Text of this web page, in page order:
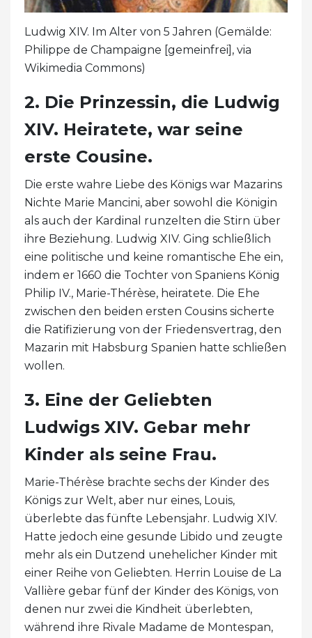
Ludwig XIV. Im Alter von 5 Jahren (Gemälde:
Philippe de Champaigne [gemeinfrei], via
Wikimedia Commons)
2. Die Prinzessin, die Ludwig
XIV. Heiratete, war seine
erste Cousine.
Die erste wahre Liebe des Königs war Mazarins
Nichte Marie Mancini, aber sowohl die Königin
als auch der Kardinal runzelten die Stirn über
ihre Beziehung. Ludwig XIV. Ging schließlich
eine politische und keine romantische Ehe ein,
indem er 1660 die Tochter von Spaniens König
Philip IV., Marie-Thérèse, heiratete. Die Ehe
zwischen den beiden ersten Cousins ​​sicherte
die Ratifizierung von der Friedensvertrag, den
Mazarin mit Habsburg Spanien hatte schließen
wollen.
3. Eine der Geliebten
Ludwigs XIV. Gebar mehr
Kinder als seine Frau.
Marie-Thérèse brachte sechs der Kinder des
Königs zur Welt, aber nur eines, Louis,
überlebte das fünfte Lebensjahr. Ludwig XIV.
Hatte jedoch eine gesunde Libido und zeugte
mehr als ein Dutzend unehelicher Kinder mit
einer Reihe von Geliebten. Herrin Louise de La
Vallière gebar fünf der Kinder des Königs, von
denen nur zwei die Kindheit überlebten,
während ihre Rivale Madame de Montespan,